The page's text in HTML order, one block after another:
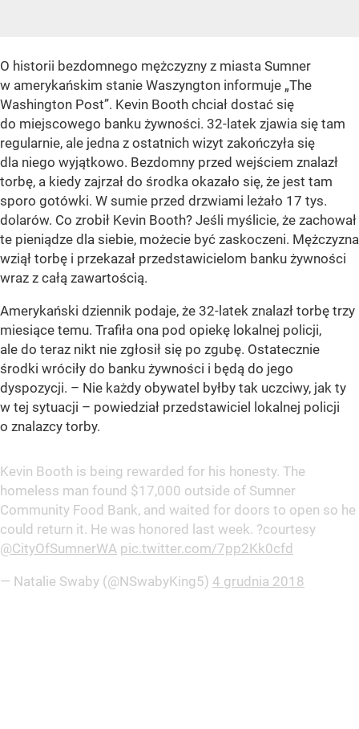
O historii bezdomnego mężczyzny z miasta Sumner
w amerykańskim stanie Waszyngton informuje „The
Washington Post”. Kevin Booth chciał dostać się
do miejscowego banku żywności. 32-latek zjawia się tam
regularnie, ale jedna z ostatnich wizyt zakończyła się
dla niego wyjątkowo. Bezdomny przed wejściem znalazł
torbę, a kiedy zajrzał do środka okazało się, że jest tam
sporo gotówki. W sumie przed drzwiami leżało 17 tys.
dolarów. Co zrobił Kevin Booth? Jeśli myślicie, że zachował
te pieniądze dla siebie, możecie być zaskoczeni. Mężczyzna
wziął torbę i przekazał przedstawicielom banku żywności
wraz z całą zawartością.
Amerykański dziennik podaje, że 32-latek znalazł torbę trzy
miesiące temu. Trafiła ona pod opiekę lokalnej policji,
ale do teraz nikt nie zgłosił się po zgubę. Ostatecznie
środki wróciły do banku żywności i będą do jego
dyspozycji. – Nie każdy obywatel byłby tak uczciwy, jak ty
w tej sytuacji – powiedział przedstawiciel lokalnej policji
o znalazcy torby.
Kevin Booth is being rewarded for his honesty. The
homeless man found $17,000 outside of Sumner
Community Food Bank, and waited for doors to open so he
could return it. He was honored last week. ?courtesy
@CityOfSumnerWA pic.twitter.com/7pp2Kk0cfd
— Natalie Swaby (@NSwabyKing5) 4 grudnia 2018